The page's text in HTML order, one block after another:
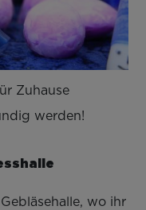
Zuhause
werden!
wo ihr